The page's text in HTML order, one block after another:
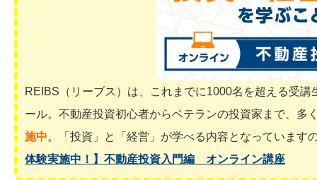
REIBS（リーブス）は、これまでに1000名を超える受
ール。不動産投資初心者からベテランの投資家まで、多
施中。「投資」と「経営」が学べる内容となっていま
体験実施中！】不動産投資入門編 オンライン講座